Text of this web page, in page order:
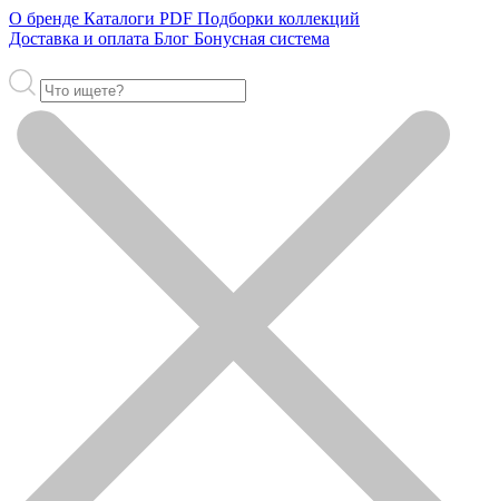
О бренде Каталоги PDF Подборки коллекций
Доставка и оплата Блог Бонусная система